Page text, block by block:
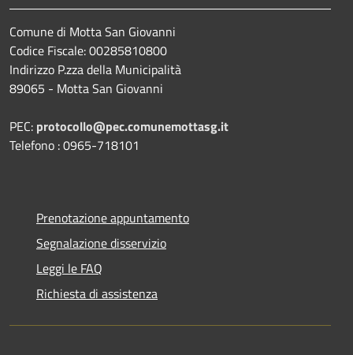
Comune di Motta San Giovanni
Codice Fiscale: 00285810800
Indirizzo P.zza della Municipalità
89065 - Motta San Giovanni
PEC: protocollo@pec.comunemottasg.it
Telefono : 0965-718101
Prenotazione appuntamento
Segnalazione disservizio
Leggi le FAQ
Richiesta di assistenza